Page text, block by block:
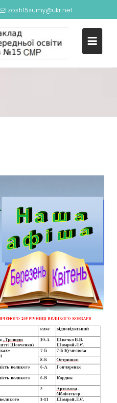
zosh15sumy@ukr.net